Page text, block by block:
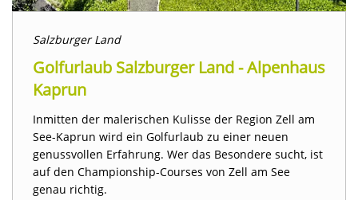
Salzburger Land
Golfurlaub Salzburger Land - Alpenhaus
Kaprun
Inmitten der malerischen Kulisse der Region Zell am
See-Kaprun wird ein Golfurlaub zu einer neuen
genussvollen Erfahrung. Wer das Besondere sucht, ist
auf den Championship-Courses von Zell am See
genau richtig.